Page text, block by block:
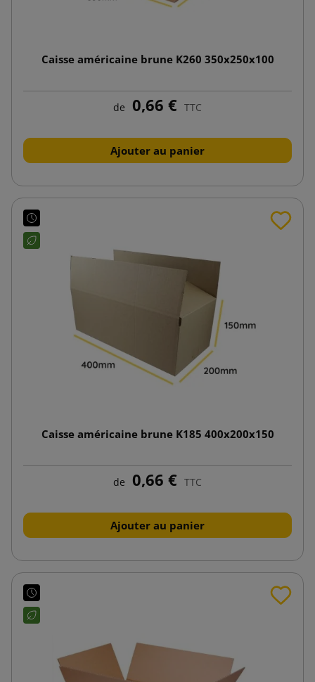
Caisse américaine brune K260 350x250x100
de 0,66 € TTC
Ajouter au panier
Caisse américaine brune K185 400x200x150
de 0,66 € TTC
Ajouter au panier